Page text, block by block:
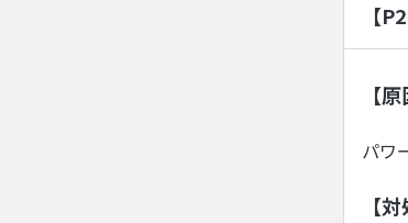
【
【原
パワ
【